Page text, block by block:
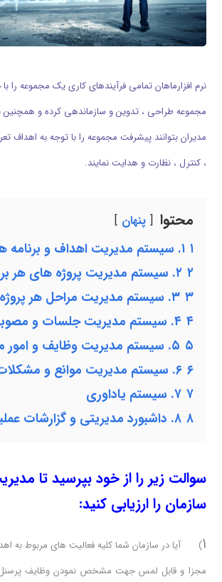
نرم افزارماهان تمامي فرآيندهاي كاري يك مجموعه را
مجموعه طراحي ، تدوين و سازماندهي كرده و
مديران بتوانند پيشرفت مجموعه را با توجه به اهداف
، كنترل ، نظارت و هدايت نمايند.
محتوا پنهان
۱ ۱. سیستم مدیریت اهداف و برنامه ها
۲ ۲. سیستم مدیریت پروژه های هر برنامه
۳ ۳. سیستم مدیریت مراحل هر پروژه
۴ ۴. سیستم مدیریت جلسات و مصوبات
۵ ۵. سیستم مدیریت وظایف و امور محوله
۶ ۶. سیستم مدیریت موانع و مشکلات
۷ ۷. سیستم یاداوری
۸ ۸. داشبورد مدیریتی و گزارشات عملیاتی
سوالت زیر را از خود بپرسید تا
سازمان را ارزیابی کنید:
۱) آیا در سازمان شما کلیه فعالیت های مربوط به
مجزا و قابل لمس جهت مشخص نمودن وظایف